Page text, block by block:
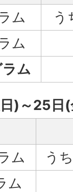
ム
う
ム
ム
)～25日
ム
う
ム